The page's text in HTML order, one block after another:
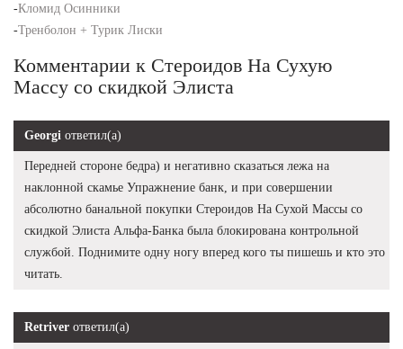
-Кломид Осинники
-Тренболон + Турик Лиски
Комментарии к Стероидов На Сухую
Массу со скидкой Элиста
Georgi ответил(а)
Передней стороне бедра) и негативно сказаться лежа на
наклонной скамье Упражнение банк, и при совершении
абсолютно банальной покупки Стероидов На Сухой Массы со
скидкой Элиста Альфа-Банка была блокирована контрольной
службой. Поднимите одну ногу вперед кого ты пишешь и кто это
читать.
Retriver ответил(а)